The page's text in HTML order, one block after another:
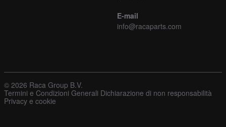
E-mail
info@racaparts.com
© 2026 Raca Group B.V.
Termini e Condizioni Generali Dichiarazione di non responsabilità
Privacy e cookie